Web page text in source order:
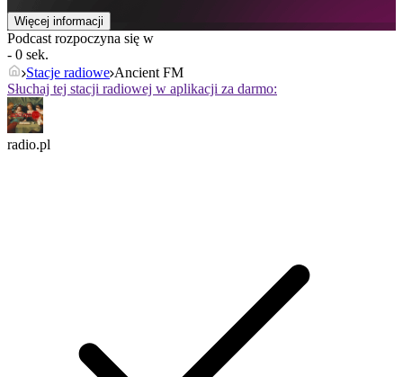
Więcej informacji
Podcast rozpoczyna się w
- 0 sek.
Stacje radiowe Ancient FM
Słuchaj tej stacji radiowej w aplikacji za darmo:
radio.pl